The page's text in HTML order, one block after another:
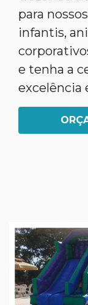
para
infantis,
e tenha a
excelência